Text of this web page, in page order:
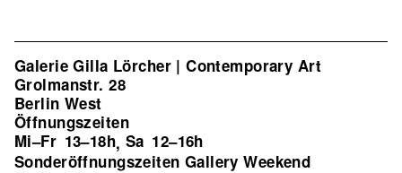
Galerie Gilla Lörcher | Contemporary Art
Grolmanstr. 28
Berlin West
Öffnungszeiten
Mi–Fr 13–18h, Sa 12–16h
Sonderöffnungszeiten Gallery Weekend